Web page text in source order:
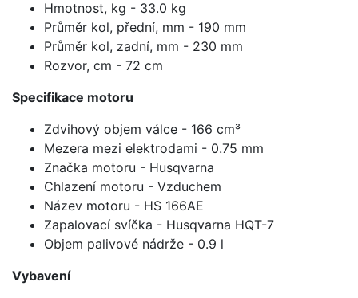
Hmotnost, kg - 33.0 kg
Průměr kol, přední, mm - 190 mm
Průměr kol, zadní, mm - 230 mm
Rozvor, cm - 72 cm
Specifikace motoru
Zdvihový objem válce - 166 cm³
Mezera mezi elektrodami - 0.75 mm
Značka motoru - Husqvarna
Chlazení motoru - Vzduchem
Název motoru - HS 166AE
Zapalovací svíčka - Husqvarna HQT-7
Objem palivové nádrže - 0.9 l
Vybavení